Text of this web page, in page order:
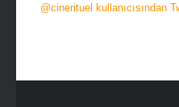
@cinerituel kullanıcısından